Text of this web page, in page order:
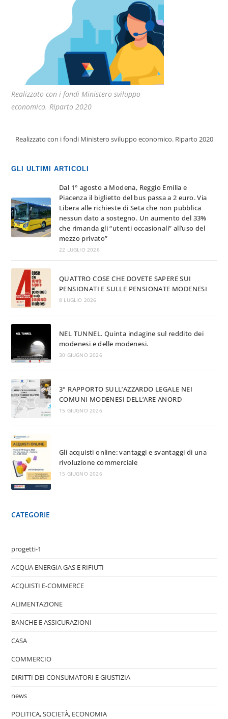
Realizzato con i fondi Ministero sviluppo
economico. Riparto 2020
Realizzato con i fondi Ministero sviluppo economico. Riparto 2020
GLI ULTIMI ARTICOLI
Dal 1° agosto a Modena, Reggio Emilia e
Piacenza il biglietto del bus passa a 2 euro. Via
Libera alle richieste di Seta che non pubblica
nessun dato a sostegno. Un aumento del 33%
che rimanda gli “utenti occasionali” all’uso del
mezzo privato”
22 LUGLIO 2026
QUATTRO COSE CHE DOVETE SAPERE SUI
PENSIONATI E SULLE PENSIONATE MODENESI
8 LUGLIO 2026
NEL TUNNEL. Quinta indagine sul reddito dei
modenesi e delle modenesi.
30 GIUGNO 2026
3° RAPPORTO SULL’AZZARDO LEGALE NEI
COMUNI MODENESI DELL’ARE ANORD
15 GIUGNO 2026
Gli acquisti online: vantaggi e svantaggi di una
rivoluzione commerciale
15 GIUGNO 2026
CATEGORIE
progetti-1
ACQUA ENERGIA GAS E RIFIUTI
ACQUISTI E-COMMERCE
ALIMENTAZIONE
BANCHE E ASSICURAZIONI
CASA
COMMERCIO
DIRITTI DEI CONSUMATORI E GIUSTIZIA
news
POLITICA, SOCIETÀ, ECONOMIA